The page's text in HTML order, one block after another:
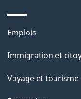
Thèmes
sujets
Emplois
Immigration et
Voyage et tourisme